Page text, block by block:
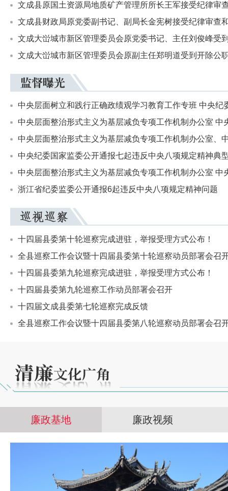
文成县原国土资源局地质矿产管理所所长王军接受纪律审
文成县财政局原党委副书记、副局长金宪树接受纪律审查
文成大峃城市新区管理委员会原党委书记、主任刘俊峰受
文成大峃城市新区管理委员会原副主任郑明道受到开除公
中央层面树立和践行正确政绩观学习教育工作专班 中央纪
中央层面整治形式主义为基层减负专项工作机制办公室 中
中央层面整治形式主义为基层减负专项工作机制办公室、
中央纪委国家监委公开通报七起违反中央八项规定精神典
中央层面整治形式主义为基层减负专项工作机制办公室 中
浙江省纪委监委公开通报6起违反中央八项规定精神问题
十四届县委第十轮巡察完成进驻，举报受理方式公布！
全县巡察工作会议暨十四届县委第十轮巡察动员部署会召
十四届县委第九轮巡察完成进驻，举报受理方式公布！
十四届县委第九轮巡察工作动员部署会召开
十四届文成县委第七轮巡察完成反馈
全县巡察工作会议暨十四届县委第八轮巡察动员部署会召
廉政基地 廉政视频